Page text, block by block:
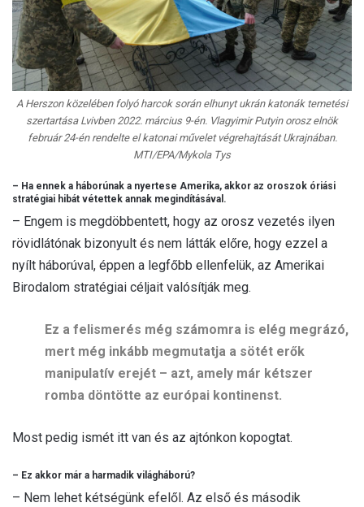
A Herszon közelében folyó harcok során elhunyt ukrán katonák temetési
szertartása Lvivben 2022. március 9-én. Vlagyimir Putyin orosz elnök
február 24-én rendelte el katonai művelet végrehajtását Ukrajnában.
MTI/EPA/Mykola Tys
– Ha ennek a háborúnak a nyertese Amerika, akkor az oroszok óriási
stratégiai hibát vétettek annak megindításával.
– Engem is megdöbbentett, hogy az orosz vezetés ilyen
rövidlátónak bizonyult és nem látták előre, hogy ezzel a
nyílt háborúval, éppen a legfőbb ellenfelük, az Amerikai
Birodalom stratégiai céljait valósítják meg.
Ez a felismerés még számomra is elég megrázó,
mert még inkább megmutatja a sötét erők
manipulatív erejét – azt, amely már kétszer
romba döntötte az európai kontinenst.
Most pedig ismét itt van és az ajtónkon kopogtat.
– Ez akkor már a harmadik világháború?
– Nem lehet kétségünk efelől. Az első és második